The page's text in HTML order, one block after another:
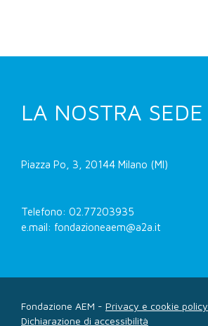
LA NOSTRA SEDE
Piazza Po, 3, 20144 Milano (MI)
Telefono: 02.77203935
e.mail: fondazioneaem@a2a.it
Fondazione AEM - Privacy e cookie policy
Dichiarazione di accessibilità